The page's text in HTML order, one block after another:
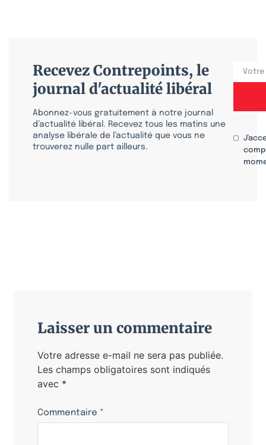
Recevez Contrepoints, le
journal d'actualité libéral
Abonnez-vous gratuitement à notre journal
d’actualité libéral. Recevez tous les matins une
analyse libérale de l’actualité que vous ne
trouverez nulle part ailleurs.
Laisser un commentaire
Votre adresse e-mail ne sera pas publiée.
Les champs obligatoires sont indiqués
avec *
Commentaire *